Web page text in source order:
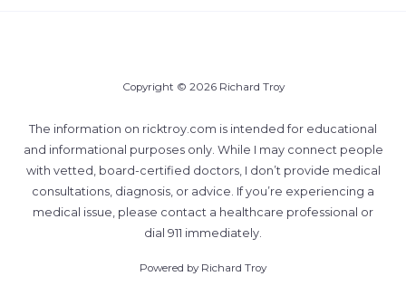
Copyright © 2026 Richard Troy
The information on ricktroy.com is intended for educational
and informational purposes only. While I may connect people
with vetted, board-certified doctors, I don’t provide medical
consultations, diagnosis, or advice. If you’re experiencing a
medical issue, please contact a healthcare professional or
dial 911 immediately.
Powered by Richard Troy